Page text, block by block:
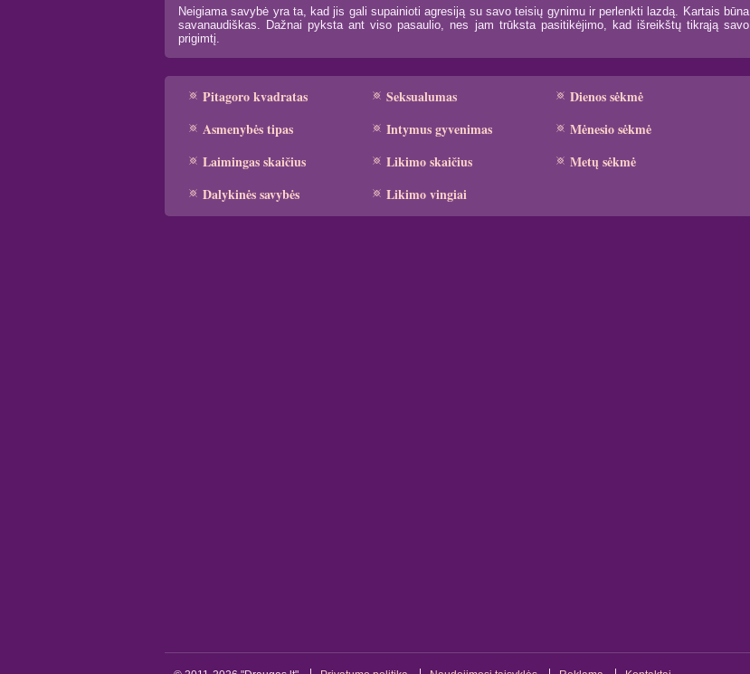
Neigiama savybė yra ta, kad jis gali supainioti agresiją su savo teisių gynimu ir perlenkti lazdą. Kartais būna
savanaudiškas. Dažnai pyksta ant viso pasaulio, nes jam trūksta pasitikėjimo, kad išreikštų tikrąją savo
prigimtį.
Pitagoro kvadratas
Asmenybės tipas
Laimingas skaičius
Dalykinės savybės
Seksualumas
Intymus gyvenimas
Likimo skaičius
Likimo vingiai
Dienos sėkmė
Mėnesio sėkmė
Metų sėkmė